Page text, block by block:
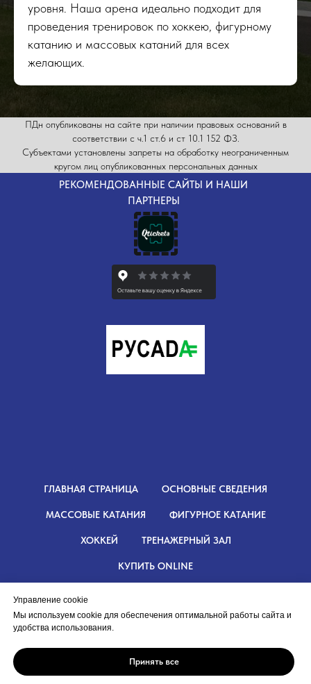
уровня. Наша арена идеально подходит для
проведения тренировок по хоккею, фигурному
катанию и массовых катаний для всех
желающих.
ПДн опубликованы на сайте при наличии правовых оснований в
соответствии с ч.1 ст.6 и ст 10.1 152 ФЗ.
Субъектами установлены запреты на обработку неограниченным
кругом лиц опубликованных персональных данных
РЕКОМЕНДОВАННЫЕ САЙТЫ И НАШИ
ПАРТНЕРЫ
ГЛАВНАЯ СТРАНИЦА ОСНОВНЫЕ СВЕДЕНИЯ
МАССОВЫЕ КАТАНИЯ ФИГУРНОЕ КАТАНИЕ
ХОККЕЙ ТРЕНАЖЕРНЫЙ ЗАЛ
КУПИТЬ ONLINE
© МАУ ДО СШ "Сапсан"
453300, Республика Башкортостан,
г. Кумертау, ул. Карла Маркса, здание 2Б
Чтобы сделать ваш опыт на сайте лучше: сохраняем
настройки, анализируем трафик и подбираем
Управление cookie
Мы используем cookie для обеспечения оптимальной работы сайта и
удобства использования.
Принять все